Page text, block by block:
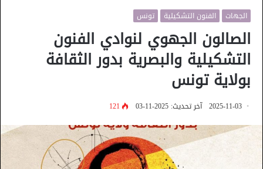
الجهات الفنون التشكيلية تونس
الصالون الجهوي لنوادي الفنون
التشكيلية والبصرية بدور الثقافة
بولاية تونس
2025-11-03 آخر تحديث: 2025-11-03 121